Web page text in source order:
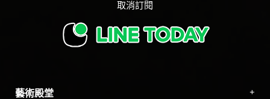
藝術殿堂
取消訂閱